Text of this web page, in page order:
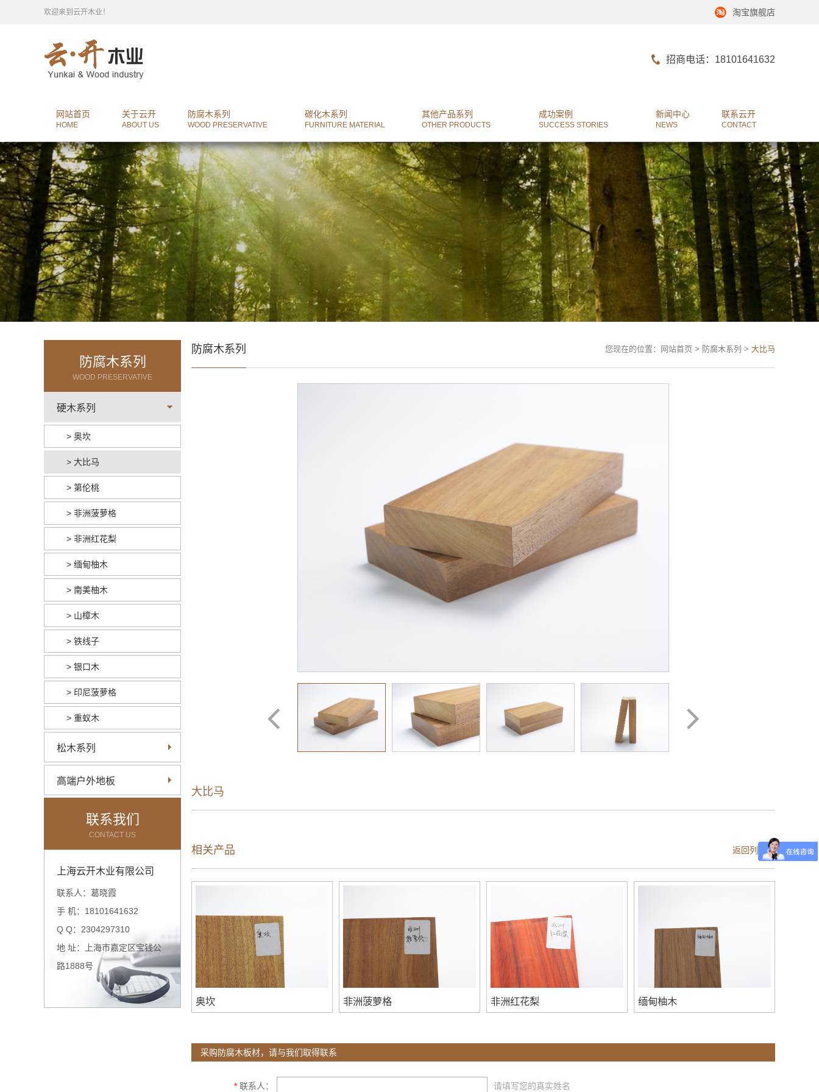
欢迎来到云开木业！ 淘宝旗舰店
招商电话：18101641632
网站首页
HOME
关于云开
ABOUT US
防腐木系列
WOOD PRESERVATIVE
碳化木系列
FURNITURE MATERIAL
其他产品系列
OTHER PRODUCTS
成功案例
SUCCESS STORIES
新闻中心
NEWS
联系云开
CONTACT
防腐木系列
WOOD PRESERVATIVE
硬木系列
> 奥坎
> 大比马
> 第伦桃
> 非洲菠萝格
> 非洲红花梨
> 缅甸柚木
> 南美柚木
> 山樟木
> 铁线子
> 银口木
> 印尼菠萝格
> 重蚁木
松木系列
高端户外地板
联系我们
CONTACT US
上海云开木业有限公司
联系人：葛晓霞
手 机：18101641632
Q Q：2304297310
地 址：上海市嘉定区宝钱公
路1888号
防腐木系列 您现在的位置：网站首页 > 防腐木系列 > 大比马
大比马
相关产品 返回列表页
奥坎 非洲菠萝格 非洲红花梨 缅甸柚木
采购防腐木板材，请与我们取得联系
* 联系人： 请填写您的真实姓名